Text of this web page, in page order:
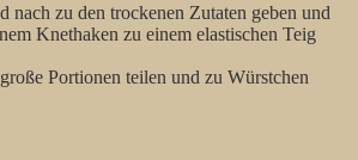
nach zu den trockenen Zutaten geben und
Knethaken zu einem elastischen Teig
Portionen teilen und zu Würstchen